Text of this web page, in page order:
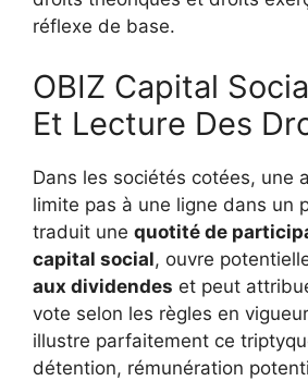
réflexe de base.
OBIZ Capital
Et Lecture Des
Dans les sociétés cotées, une
limite pas à une ligne dans un
traduit une quotité de
capital social, ouvre
aux dividendes et peut
vote selon les règles en
illustre parfaitement ce
détention, rémunération